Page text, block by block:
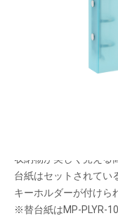
メーカー希望小売価格：
お気に入りのL判写真
トサイズのバインダー
収納物が美しく見える
台紙はセットされてい
キーホルダーが付けら
※替台紙はMP-PLYR-